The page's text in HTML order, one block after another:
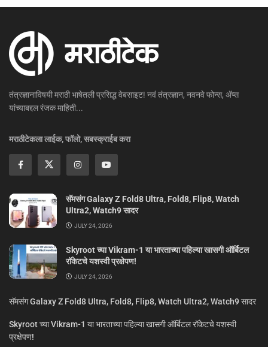
तंत्रज्ञानाविषयी मराठी भाषेतली प्रसिद्ध वेबसाइट! नवं तंत्रज्ञान, नवनवे फोन्स, ॲप्स
यांच्याबद्दल रंजक माहिती...
मराठीटेकला लाईक, फॉलो, सबस्क्राईब करा
सॅमसंग Galaxy Z Fold8 Ultra, Fold8, Flip8, Watch
Ultra2, Watch9 सादर
JULY 24, 2026
Skyroot च्या Vikram-1 या भारताच्या पहिल्या खासगी ऑर्बिटल
रॉकेटचे यशस्वी प्रक्षेपण!
JULY 24, 2026
सॅमसंग Galaxy Z Fold8 Ultra, Fold8, Flip8, Watch Ultra2, Watch9 सादर
Skyroot च्या Vikram-1 या भारताच्या पहिल्या खासगी ऑर्बिटल रॉकेटचे यशस्वी
प्रक्षेपण!